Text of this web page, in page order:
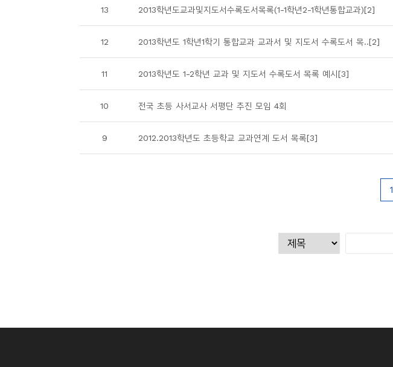
13 2013학년도교과및지도서수록도서목록(1-1학년2-1학년통합교과)[2]
12 2013학년도 1학년1학기 통합교과 교과서 및 지도서 수록도서 목..[2]
11 2013학년도 1-2학년 교과 및 지도서 수록도서 목록 예시[3]
10 전국 초등 사서교사 서평단 추진 모임 4회
9 2012.2013학년도 초등학교 교과연계 도서 목록[3]
1